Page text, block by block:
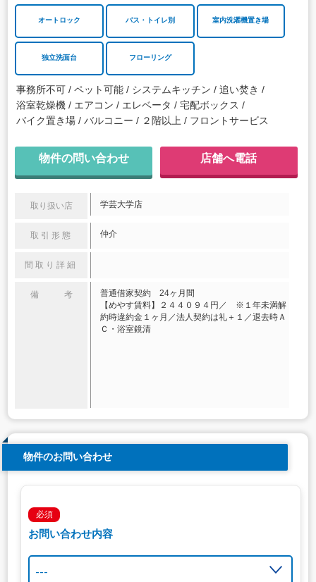
オートロック バス・トイレ別 室内洗濯機置き場
独立洗面台 フローリング
事務所不可 ペット可能 システムキッチン
追い焚き
浴室乾燥機
エアコン エレベータ
宅配ボックス
バイク置き場
バルコニー ２階以上 フロントサービス
物件の問い合わせ 店舗へ電話
取り扱い店 学芸大学店
取引形態 仲介
間取り詳細
備 考
普通借家契約 24ヶ月間
【めやす賃料】２４４０９４円／ ※１年未満解
約時違約金１ヶ月／法人契約は礼＋１／退去時Ａ
Ｃ・浴室鏡清
物件のお問い合わせ
必須
お問い合わせ内容